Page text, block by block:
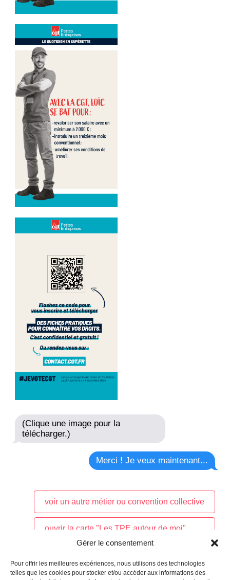
Gérer le consentement
Pour offrir les meilleures expériences, nous utilisons des technologies
telles que les cookies pour stocker et/ou accéder aux informations des
(Clique une image pour la
télécharger.)
Merci ! Je veux maintenant...
voir un autre métier ou convention collective
ouvrir la carte "Les TPE autour de moi"